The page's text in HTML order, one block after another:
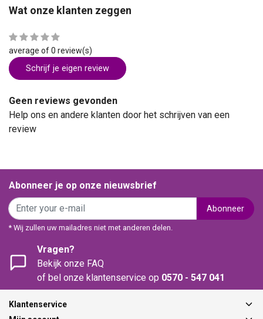
Wat onze klanten zeggen
average of 0 review(s)
Schrijf je eigen review
Geen reviews gevonden
Help ons en andere klanten door het schrijven van een
review
Abonneer je op onze nieuwsbrief
Abonneer
* Wij zullen uw mailadres niet met anderen delen.
Vragen?
Bekijk onze FAQ
of bel onze klantenservice op 0570 - 547 041
Klantenservice